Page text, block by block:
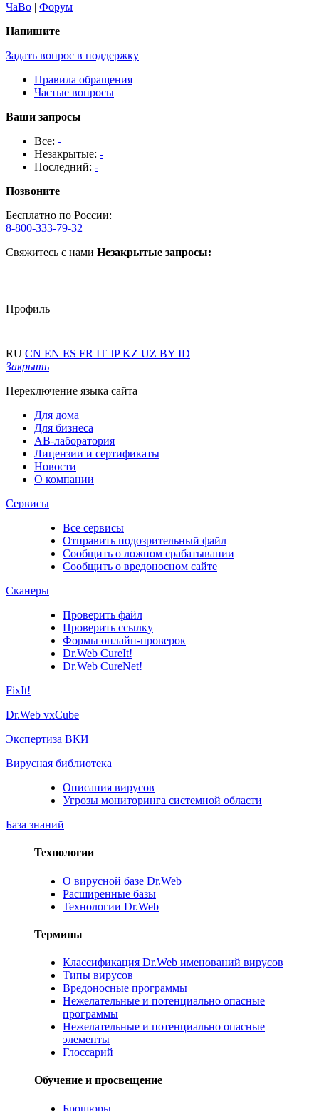
ЧаВо | Форум
Напишите
Задать вопрос в поддержку
Правила обращения
Частые вопросы
Ваши запросы
Все: -
Незакрытые: -
Последний: -
Позвоните
Бесплатно по России:
8-800-333-79-32
Свяжитесь с нами Незакрытые запросы:
Профиль
RU CN EN ES FR IT JPKZ UZ BY ID
Закрыть
Переключение языка сайта
Для дома
Для бизнеса
АВ-лаборатория
Лицензии и сертификаты
Новости
О компании
Сервисы
Все сервисы
Отправить подозрительный файл
Сообщить о ложном срабатывании
Сообщить о вредоносном сайте
Сканеры
Проверить файл
Проверить ссылку
Формы онлайн-проверок
Dr.Web CureIt!
Dr.Web CureNet!
FixIt!
Dr.Web vxCube
Экспертиза ВКИ
Вирусная библиотека
Описания вирусов
Угрозы мониторинга системной области
База знаний
Технологии
О вирусной базе Dr.Web
Расширенные базы
Технологии Dr.Web
Термины
Классификация Dr.Web именований вирусов
Типы вирусов
Вредоносные программы
Нежелательные и потенциально опасные
программы
Нежелательные и потенциально опасные
элементы
Глоссарий
Обучение и просвещение
Брошюры